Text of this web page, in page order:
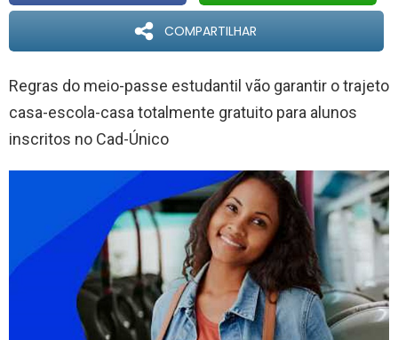
COMPARTILHAR
Regras do meio-passe estudantil vão garantir o trajeto
casa-escola-casa totalmente gratuito para alunos
inscritos no Cad-Único